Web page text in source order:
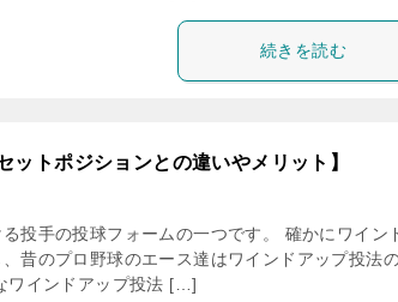
続きを読む
ットポジションとの違いやメリット】
投手の投球フォームの一つです。 確かにワイン
昔のプロ野球のエース達はワインドアップ投法
ワインドアップ投法 […]